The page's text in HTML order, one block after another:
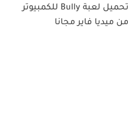
تحميل لعبة Bully للكمبيوتر
من ميديا فاير مجانا